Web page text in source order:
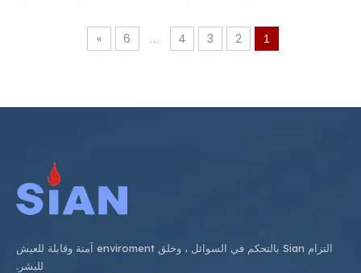
1
2
3
4
6
»
التزام Sian بالتحكم في السوائل ، وخلق enviroment آمنة وقابلة للعيش
للبشر.